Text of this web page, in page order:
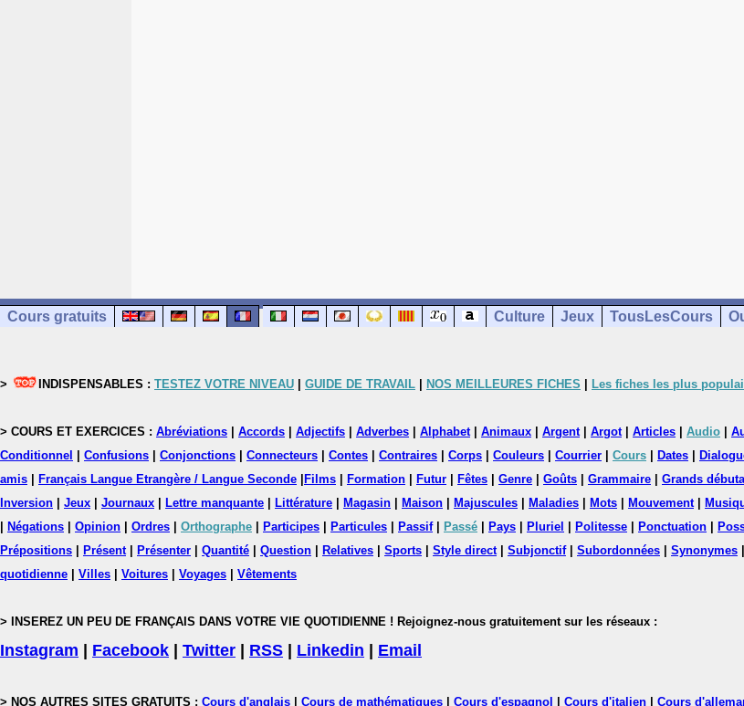
Cours gratuits Culture Jeux TousLesCours
> INDISPENSABLES : TESTEZ VOTRE NIVEAU GUIDE DE TRAVAIL NOS MEILLEURES FICHES Les fiches les plus
> COURS ET EXERCICES : Abréviations Accords Adjectifs Adverbes Alphabet| Animaux Argent| Argot| Articles Audio
Conditionnel
Confusions Conjonctions Connecteurs Contes Contraires Corps Couleurs Courrier Cours Dates
amis
Français Langue Etrangère / Langue Seconde Films Formation Futur Fêtes Genre Goûts Grammaire Grands
Inversion
Jeux Journaux Lettre manquante Littérature Magasin Maison Majuscules Maladies Mots Mouvement|
Négations Opinion Ordres Orthographe Participes Particules Passif| Passé Pays Pluriel Politesse Ponctuation
Prépositions
Présent| Présenter Quantité Question Relatives Sports Style direct| Subjonctif| Subordonnées Synonymes
quotidienne
Villes Voitures Voyages Vêtements
> INSEREZ UN PEU DE FRANÇAIS DANS VOTRE VIE QUOTIDIENNE ! Rejoignez-nous gratuitement sur les réseaux :
Instagram Facebook Twitter RSS Linkedin Email
> NOS AUTRES SITES GRATUITS : Cours d'anglais Cours de mathématiques Cours d'espagnol Cours d'italien Cours